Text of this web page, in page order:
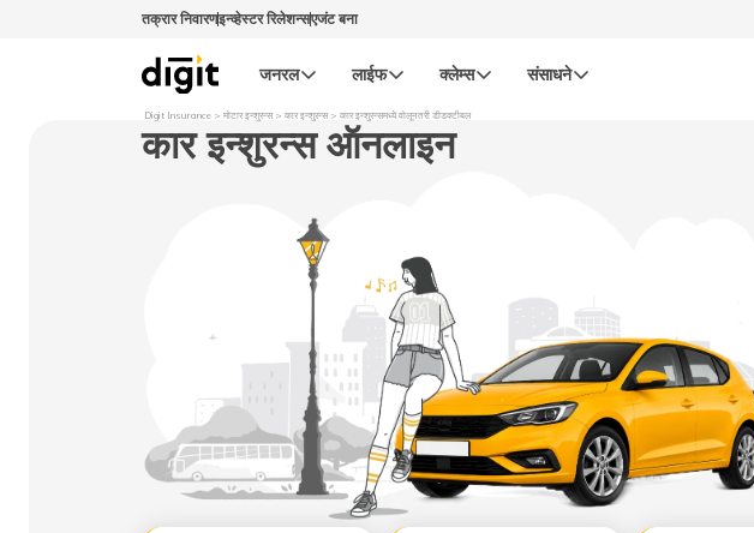
तक्रार निवारणइन्व्हेस्टर रिलेशन्सएजंट बना
जनरल लाईफ क्लेम्स संसाधने
Digit Insurance मोटार इन्शुरन्स कार इन्शुरन्स कार इन्शुरन्समध्ये वोलूनतरी डीडक्टीबल
कार इन्शुरन्स ऑनलाइन